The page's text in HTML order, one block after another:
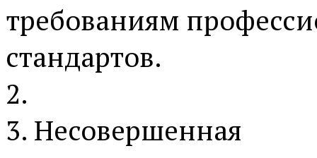
требованиям
стандартов.
2.
3. Несовершенная